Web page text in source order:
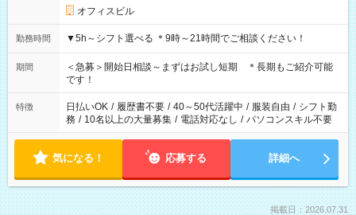
オフィスビル
勤務時間 ▼5h～シフト選べる ＊9時～21時間でご相談ください！
期間
＜急募＞開始日相談～まずはお試し短期 ＊長期もご紹介可能
です！
特徴 日払いOK / 履歴書不要 / 40～50代活躍中 / 服装自由 / シフト勤
務 / 10名以上の大量募集 / 電話対応なし / パソコンスキル不要
気になる！ 応募する 詳細へ
掲載日：2026.07.31